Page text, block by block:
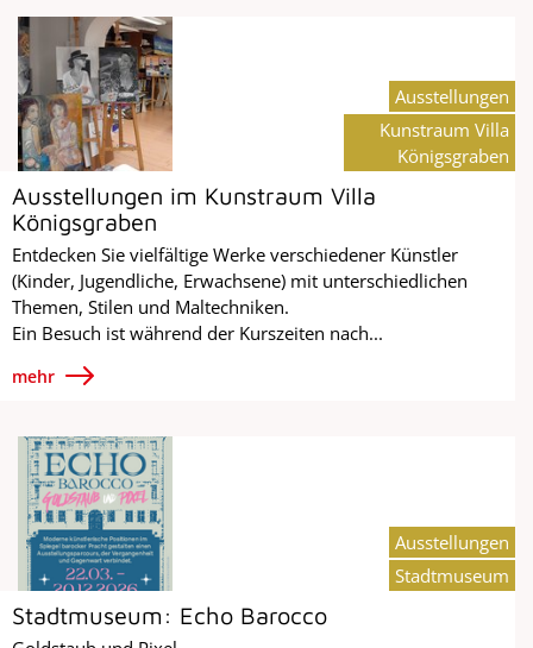
Ausstellungen im Kunstraum Villa
Königsgraben
Entdecken Sie vielfältige Werke verschiedener Künstler
(Kinder, Jugendliche, Erwachsene) mit unterschiedlichen
Themen, Stilen und Maltechniken.
Ein Besuch ist während der Kurszeiten nach...
mehr
Ausstellungen
Kunstraum Villa
Königsgraben
Stadtmuseum: Echo Barocco
Ausstellungen
Stadtmuseum